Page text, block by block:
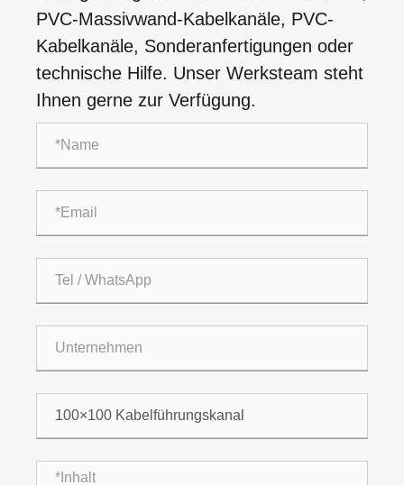
PVC-Massivwand-Kabelkanäle, PVC-
Kabelkanäle, Sonderanfertigungen oder
technische Hilfe. Unser Werksteam steht
Ihnen gerne zur Verfügung.